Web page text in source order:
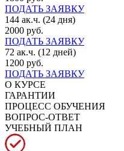
ПОДАТЬ ЗАЯВКУ
144 ак.ч. (24 дня)
2000 руб.
ПОДАТЬ ЗАЯВКУ
72 ак.ч. (12 дней)
1200 руб.
ПОДАТЬ ЗАЯВКУ
О КУРСЕ
ГАРАНТИИ
ПРОЦЕСС ОБУЧЕНИЯ
ВОПРОС-ОТВЕТ
УЧЕБНЫЙ ПЛАН